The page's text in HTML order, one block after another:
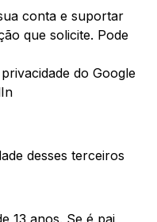
conta e suportar
que solicite. Pode
do Google
desses terceiros
13 anos. Se é pai,